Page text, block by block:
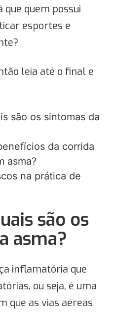
quem possui
esportes e
leia até o final e
são os sintomas da
da corrida
asma?
na prática de
são os
asma?
inflamatória que
ou seja, é uma
que as vias aéreas